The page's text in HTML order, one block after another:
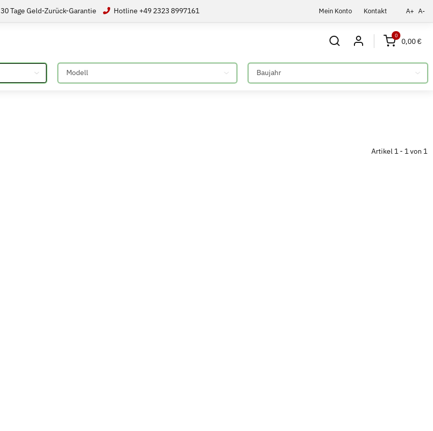
Mein Konto Kontakt A+ A-
30 Tage Geld-Zurück-Garantie Hotline +49 2323 8997161
0
0,00 €
Bitte auswählen Bitte auswählen
Artikel 1 - 1 von 1